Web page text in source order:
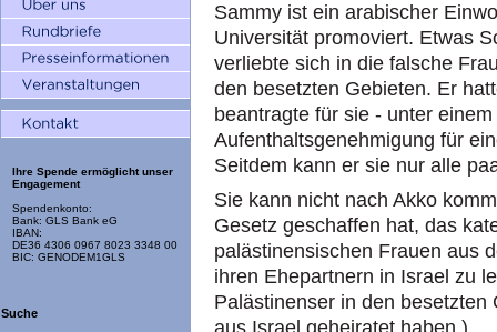
Ihre Spende ermöglicht unser
Engagement
Spendenkonto:
Bank: GLS Bank eG
IBAN:
DE36 4306 0967 8023 3348 00
BIC: GENODEM1GLS
Suche
Sammy ist ein arabischer
Universität promoviert. Etwas
verliebte sich in die falsche
den besetzten Gebieten. Er
beantragte für sie - unter
Aufenthaltsgenehmigung für
Seitdem kann er sie nur alle
Sie kann nicht nach Akko
Gesetz geschaffen hat, das
palästinensischen Frauen aus
ihren Ehepartnern in Israel zu
Palästinenser in den
aus Israel geheiratet haben.)